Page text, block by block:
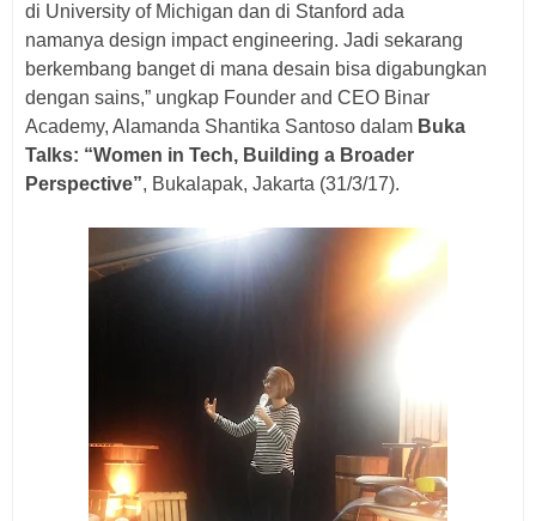
di University of Michigan dan di Stanford ada
namanya design impact engineering. Jadi sekarang
berkembang banget di mana desain bisa digabungkan
dengan sains,” ungkap Founder and CEO Binar
Academy, Alamanda Shantika Santoso dalam Buka
Talks: “Women in Tech, Building a Broader
Perspective”, Bukalapak, Jakarta (31/3/17).